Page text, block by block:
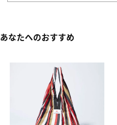
あなたへのおすすめ